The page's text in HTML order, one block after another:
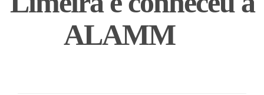
ALAMM